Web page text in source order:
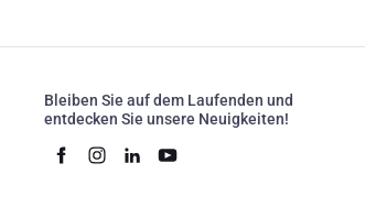
Bleiben Sie auf dem Laufenden und
entdecken Sie unsere Neuigkeiten!